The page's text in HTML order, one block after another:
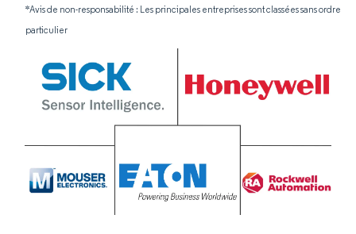
*Avis de non-responsabilité : Les principales entreprises sont classées sans ordre
particulier